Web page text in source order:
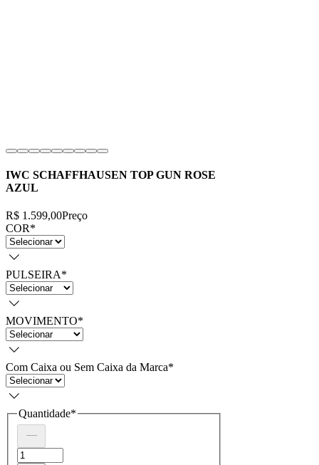
IWC SCHAFFHAUSEN TOP GUN ROSE
AZUL
R$ 1.599,00Preço
COR*
PULSEIRA*
MOVIMENTO*
Com Caixa ou Sem Caixa da Marca*
Quantidade*